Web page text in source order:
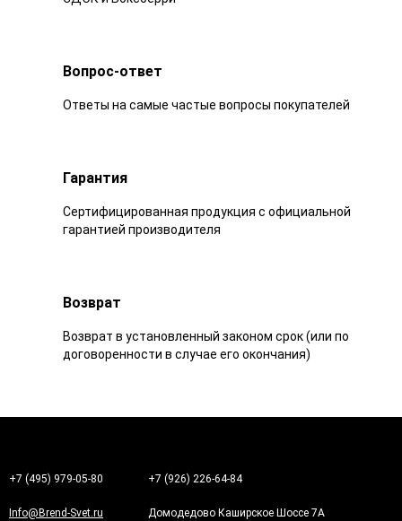
Вопрос-ответ
Ответы на самые частые вопросы покупателей
Гарантия
Сертифицированная продукция с официальной
гарантией производителя
Возврат
Возврат в установленный законом срок (или по
договоренности в случае его окончания)
+7 (495) 979-05-80 +7 (926) 226-64-84
Info@Brend-Svet.ru Домодедово Каширское Шоссе 7А